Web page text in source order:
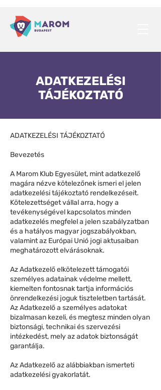
ADATKEZELÉSI
TÁJÉKOZTATÓ
ADATKEZELÉSI TÁJÉKOZTATÓ
Bevezetés
A Marom Klub Egyesület, mint adatkezelő
magára nézve kötelezőnek ismeri el jelen
adatkezelési tájékoztató rendelkezéseit.
Kötelezettséget vállal arra, hogy a
tevékenységével kapcsolatos minden
adatkezelés megfelel a jelen szabályzatban
és a hatályos magyar jogszabályokban,
valamint az Európai Unió jogi aktusaiban
meghatározott elvárásoknak.
Az Adatkezelő elkötelezett támogatói
személyes adatainak védelme mellett,
kiemelten fontosnak tartja információs
önrendelkezési joguk tiszteletben tartását.
Az Adatkezelő a személyes adatokat
bizalmasan kezeli, és megtesz minden olyan
biztonsági, technikai és szervezési
intézkedést, mely az adatok biztonságát
garantálja.
Az Adatkezelő az alábbiakban ismerteti
adatkezelési gyakorlatát.